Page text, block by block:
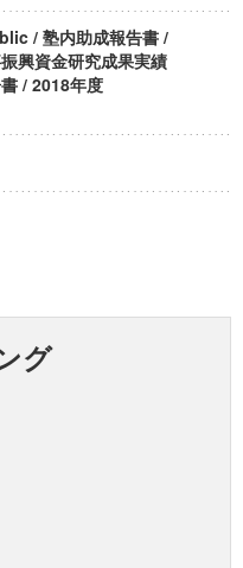
/ 塾内助成報告書 /
興資金研究成果実績
/ 2018年度
グ